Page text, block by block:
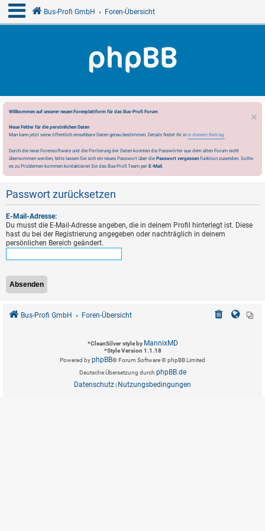
Bus-Profi GmbH Foren-Übersicht
Willkommen auf unserer neuen Forenplattform für das Bus-Profi Forum
Neue Felder für die persönlichen Daten
Man kann jetzt seine öffentlich einsehbare Daten genau bestimmen. Details findet ihr in in diesem Beitrag.
Durch die neue Forensoftware und die Portierung der Daten konnten die Passwörter aus dem alten Forum nicht
übernommen werden, bitte lassen Sie sich ein neues Passwort über die Passwort vergessen Funktion zusenden. Sollte
es zu Problemen kommen kontaktieren Sie das Bus-Profi Team per E-Mail.
Passwort zurücksetzen
E-Mail-Adresse:
Du musst die E-Mail-Adresse angeben, die in deinem Profil hinterlegt ist. Diese
hast du bei der Registrierung angegeben oder nachträglich in deinem
persönlichen Bereich geändert.
Bus-Profi GmbH Foren-Übersicht
*CleanSilver style by MannixMD
*Style Version 1.1.18
Powered byphpBB® Forum Software © phpBB Limited
Deutsche Übersetzung durch phpBB.de
Datenschutz Nutzungsbedingungen